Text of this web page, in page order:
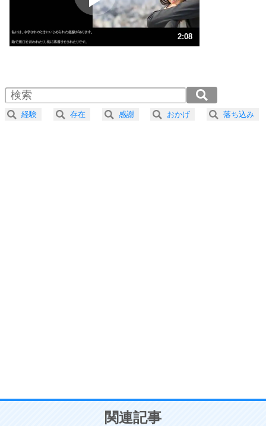
ストレス対策
人生、なんとかなるもの。
気楽に生きる30の方法
4 器の大きい人は、怒りを優しさで表現する。
プラス思考
ことが大切。
2:08
2.0倍速 （252KB 1分4秒）
2.5倍速 （202KB 51秒）
3.0倍速 （169KB 42秒）
経験 存在 感謝 おかげ 落ち込み
関連記事